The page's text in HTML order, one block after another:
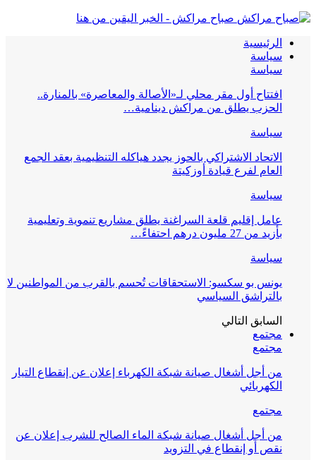
صباح مراكش - الخبر اليقين من هنا
الرئيسية
سياسة
سياسة
افتتاح أول مقر محلي لـ«الأصالة والمعاصرة» بالمنارة..
الحزب يطلق من مراكش دينامية…
سياسة
الاتحاد الاشتراكي بالحوز يجدد هياكله التنظيمية بعقد الجمع
العام لفرع قيادة أوزكيتة
سياسة
عامل إقليم قلعة السراغنة يطلق مشاريع تنموية وتعليمية
بأزيد من 27 مليون درهم احتفاءً…
سياسة
يونس بو سكسو: الاستحقاقات تُحسم بالقرب من المواطنين لا
بالتراشق السياسي
السابق التالي
مجتمع
مجتمع
من أجل أشغال صيانة شبكة الكهرباء إعلان عن إنقطاع التيار
الكهربائي
مجتمع
من أجل أشغال صيانة شبكة الماء الصالح للشرب إعلان عن
نقص أو إنقطاع في التزويد